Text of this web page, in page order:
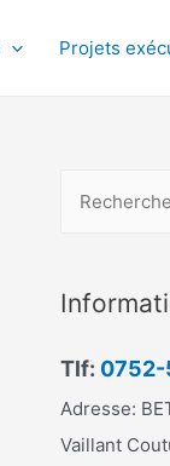
Projets
h
r
c
h
Tlf: 0752-
Adresse:
Vaillant